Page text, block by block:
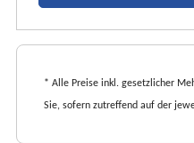
* Alle Preise inkl. gesetzlicher
Sie, sofern zutreffend auf der